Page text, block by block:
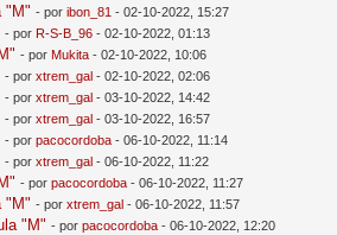
"M" - por ibon_81 - 02-10-2022, 15:27
- por R-S-B_96 - 02-10-2022, 01:13
- por Mukita - 02-10-2022, 10:06
- por xtrem_gal - 02-10-2022, 02:06
- por xtrem_gal - 03-10-2022, 14:42
- por xtrem_gal - 03-10-2022, 16:57
- por pacocordoba - 06-10-2022, 11:14
- por xtrem_gal - 06-10-2022, 11:22
- por pacocordoba - 06-10-2022, 11:27
"M" - por xtrem_gal - 06-10-2022, 11:57
"M" - por pacocordoba - 06-10-2022, 12:20